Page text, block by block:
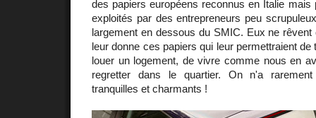
des papiers européens reconnus en Italie
exploités par des entrepreneurs peu
largement en dessous du SMIC. Eux ne
leur donne ces papiers qui leur permettraient de
louer un logement, de vivre comme nous en
regretter dans le quartier. On n'a
tranquilles et charmants !